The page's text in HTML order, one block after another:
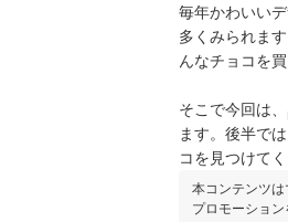
毎年かわいい
多くみられま
んなチョコを
そこで今回は、
ます。後半で
コを見つけてく
本コンテンツは
プロモーション